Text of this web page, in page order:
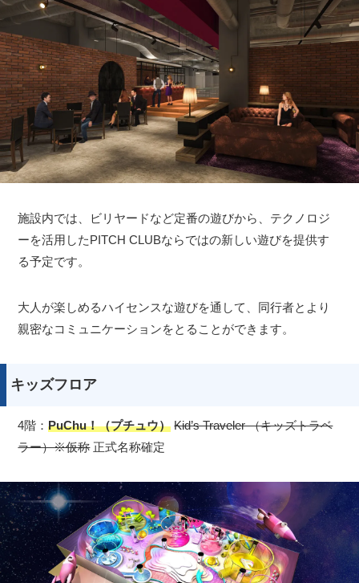
施設内では、ビリヤードなど定番の遊びから、テクノロジ
ーを活用したPITCH CLUBならではの新しい遊びを提供す
る予定です。
大人が楽しめるハイセンスな遊びを通して、同行者とより
親密なコミュニケーションをとることができます。
キッズフロア
4階：PuChu！（プチュウ） Kid’s Traveler （キッズトラベ
ラー）※仮称正式名称確定